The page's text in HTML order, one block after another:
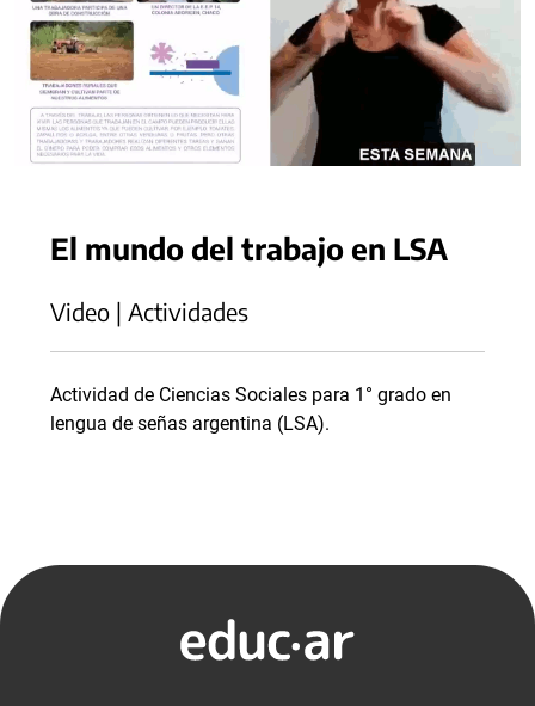
El mundo del trabajo en LSA
Video | Actividades
Actividad de Ciencias Sociales para 1° grado en
lengua de señas argentina (LSA).